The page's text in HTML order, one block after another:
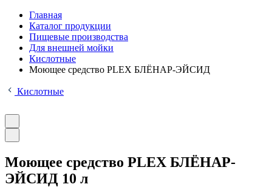
Главная
Каталог продукции
Пищевые производства
Для внешней мойки
Кислотные
Моющее средство PLEX БЛЁНАР-ЭЙСИД
Кислотные
Моющее средство PLEX БЛЁНАР-
ЭЙСИД 10 л